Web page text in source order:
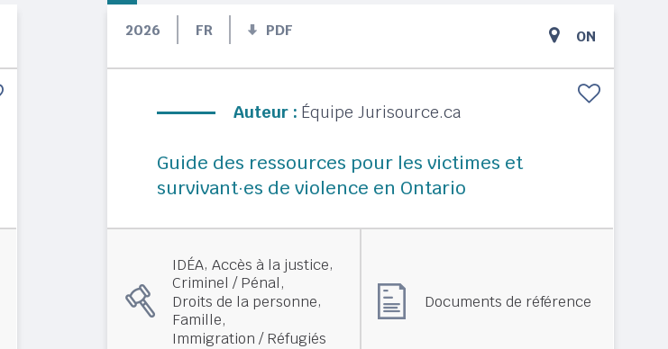
2026 FR PDF ON
Auteur : Équipe Jurisource.ca
Guide des ressources pour les victimes et
survivant·es de violence en Ontario
IDÉA, Accès à la justice,
Criminel / Pénal,
Droits de la personne,
Famille,
Immigration / Réfugiés
Documents de référence